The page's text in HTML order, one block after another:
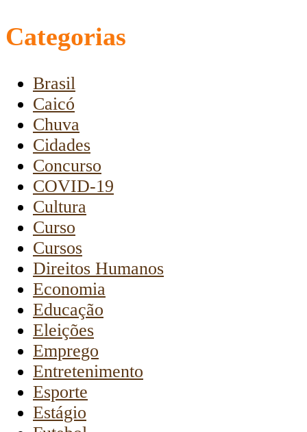
Categorias
Brasil
Caicó
Chuva
Cidades
Concurso
COVID-19
Cultura
Curso
Cursos
Direitos Humanos
Economia
Educação
Eleições
Emprego
Entretenimento
Esporte
Estágio